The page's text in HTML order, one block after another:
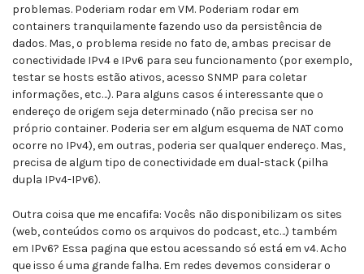
problemas. Poderiam rodar em VM. Poderiam rodar em
containers tranquilamente fazendo uso da persistência de
dados. Mas, o problema reside no fato de, ambas precisar de
conectividade IPv4 e IPv6 para seu funcionamento (por exemplo,
testar se hosts estão ativos, acesso SNMP para coletar
informações, etc…). Para alguns casos é interessante que o
endereço de origem seja determinado (não precisa ser no
próprio container. Poderia ser em algum esquema de NAT como
ocorre no IPv4), em outras, poderia ser qualquer endereço. Mas,
precisa de algum tipo de conectividade em dual-stack (pilha
dupla IPv4-IPv6).
Outra coisa que me encafifa: Vocês não disponibilizam os sites
(web, conteúdos como os arquivos do podcast, etc…) também
em IPv6? Essa pagina que estou acessando só está em v4. Acho
que isso é uma grande falha. Em redes devemos considerar o